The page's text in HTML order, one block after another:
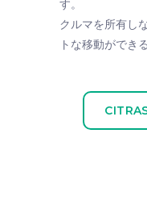
す。
クルマを所有し
トな移動ができ